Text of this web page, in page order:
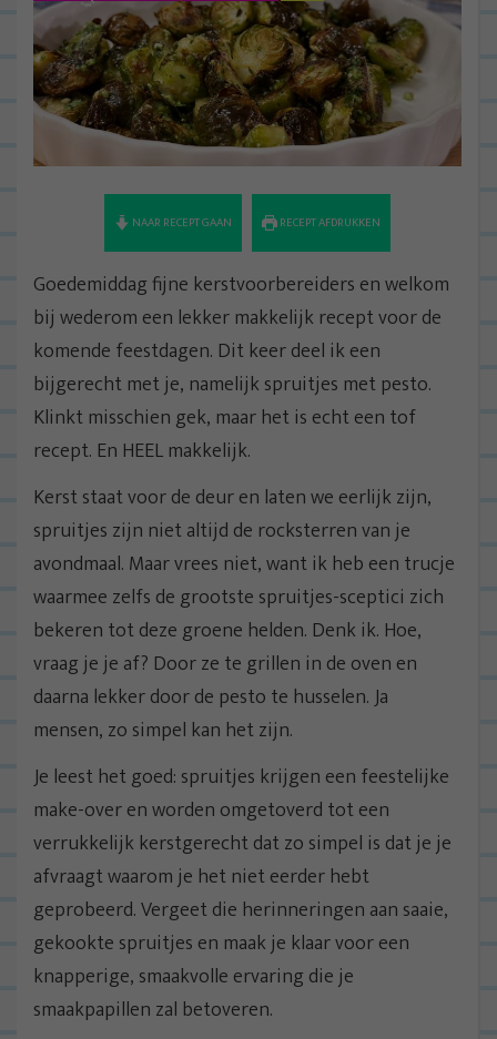
NAAR RECEPT GAAN RECEPT AFDRUKKEN
Goedemiddag fijne kerstvoorbereiders en welkom
bij wederom een lekker makkelijk recept voor de
komende feestdagen. Dit keer deel ik een
bijgerecht met je, namelijk spruitjes met pesto.
Klinkt misschien gek, maar het is echt een tof
recept. En HEEL makkelijk.
Kerst staat voor de deur en laten we eerlijk zijn,
spruitjes zijn niet altijd de rocksterren van je
avondmaal. Maar vrees niet, want ik heb een trucje
waarmee zelfs de grootste spruitjes-sceptici zich
bekeren tot deze groene helden. Denk ik. Hoe,
vraag je je af? Door ze te grillen in de oven en
daarna lekker door de pesto te husselen. Ja
mensen, zo simpel kan het zijn.
Je leest het goed: spruitjes krijgen een feestelijke
make-over en worden omgetoverd tot een
verrukkelijk kerstgerecht dat zo simpel is dat je je
afvraagt waarom je het niet eerder hebt
geprobeerd. Vergeet die herinneringen aan saaie,
gekookte spruitjes en maak je klaar voor een
knapperige, smaakvolle ervaring die je
smaakpapillen zal betoveren.